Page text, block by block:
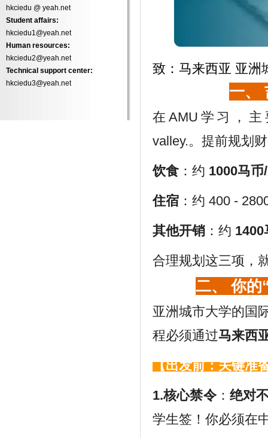
hkciedu @ yeah.net
Student affairs:
hkciedu1@yeah.net
Human resources:
hkciedu2@yeah.net
Technical support center:
hkciedu3@yeah.net
致：马来西亚 亚洲
一、
在AMU学习，主
valley.。提前规划
饮食 ：约 1000马币
住宿 ：约 400 -
其他开销 ：约 1400
合理规划这三项，
二、 你的
亚洲城市大学的国
程必须通过马来西
【出发前：关键准
1.核心禁令： 绝对
学生签！你必须在